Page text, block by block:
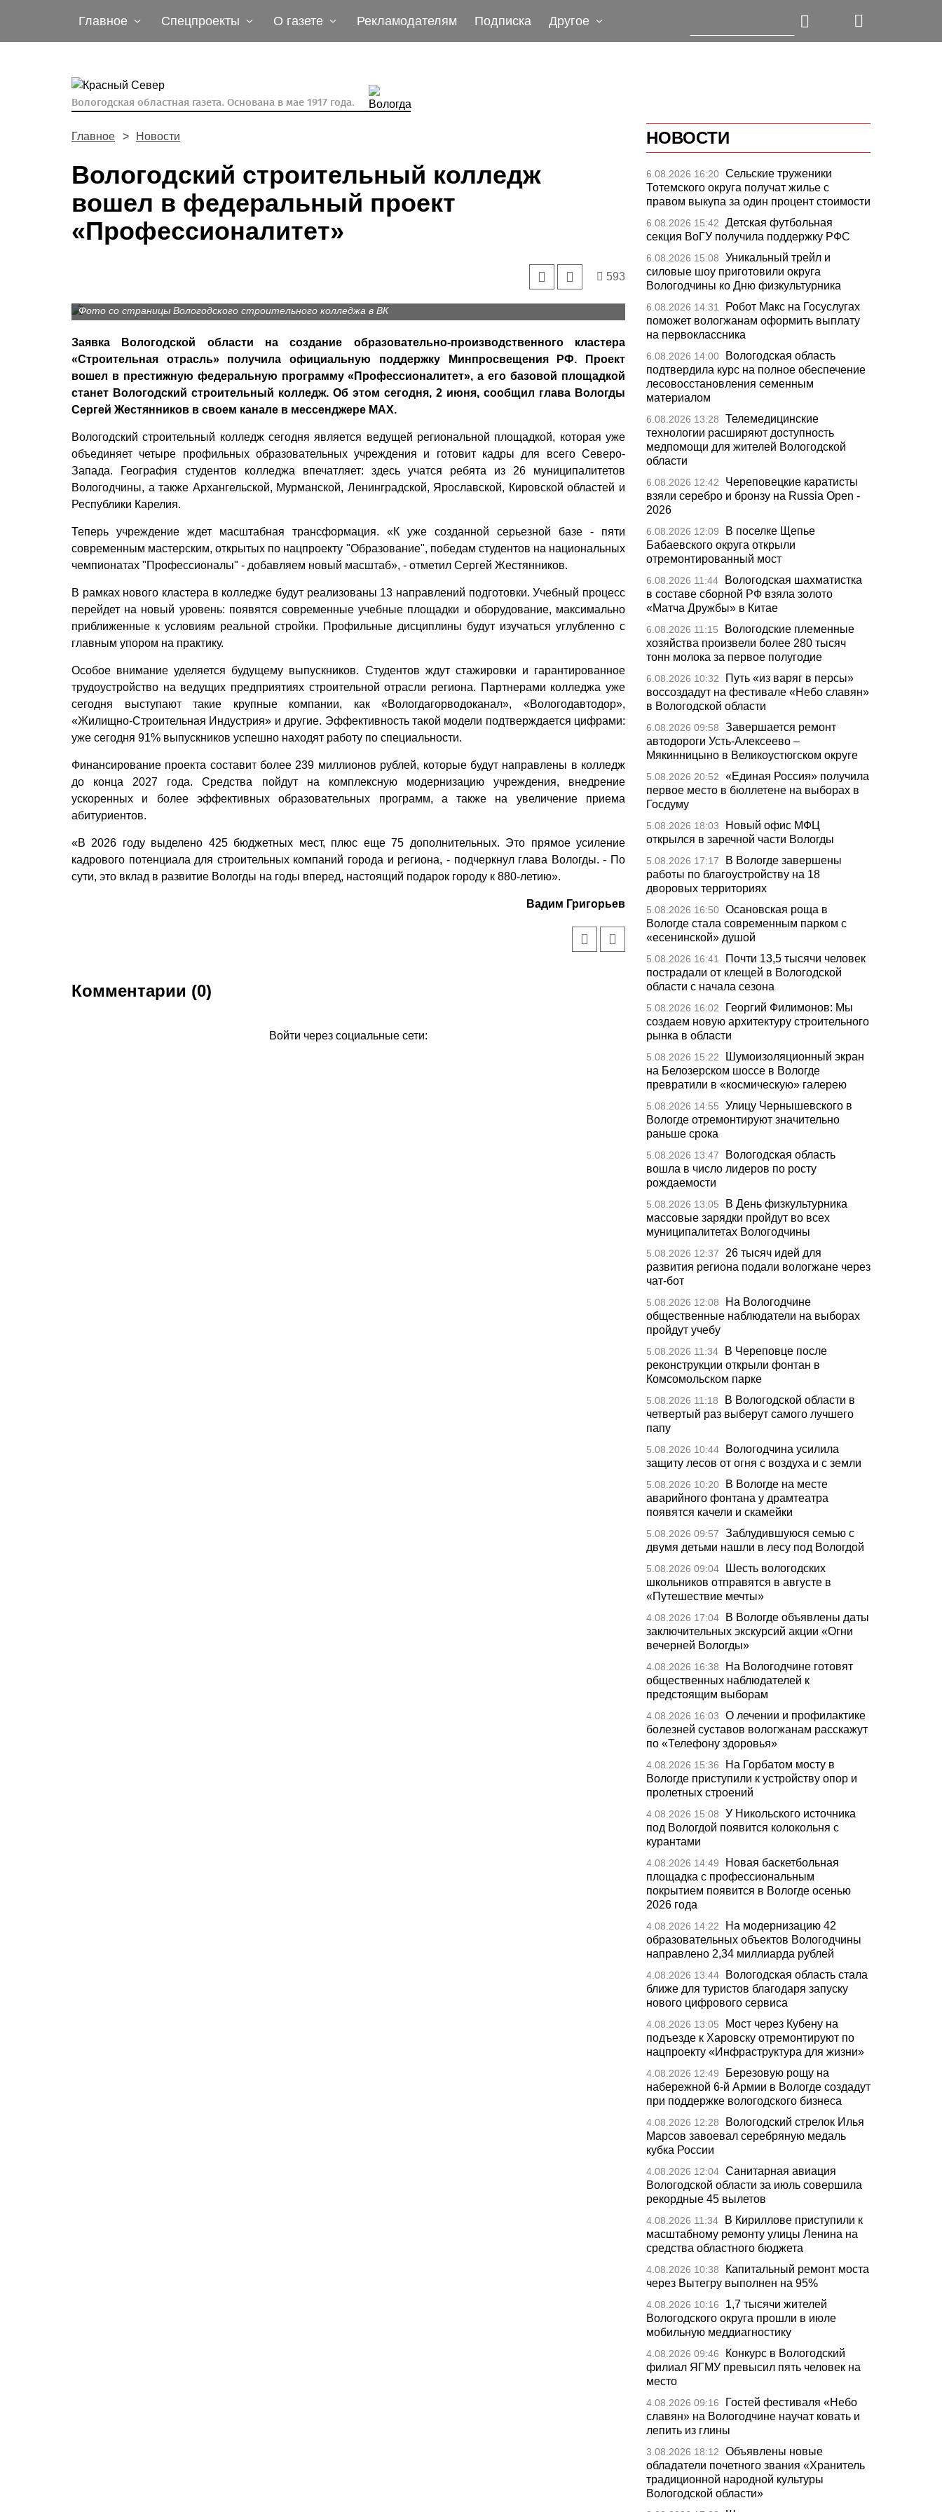
Главное Спецпроекты О газете Рекламодателям Подписка Другое
Вологодская областная газета. Основана в мае 1917 года.
Главное Новости
Вологодский строительный колледж
вошел в федеральный проект
«Профессионалитет»
593
Фото со страницы Вологодского строительного колледжа в ВК
Заявка Вологодской области на создание образовательно-производственного кластера
«Строительная отрасль» получила официальную поддержку Минпросвещения РФ. Проект
вошел в престижную федеральную программу «Профессионалитет», а его базовой площадкой
станет Вологодский строительный колледж. Об этом сегодня, 2 июня, сообщил глава Вологды
Сергей Жестянников в своем канале в мессенджере МАХ.
Вологодский строительный колледж сегодня является ведущей региональной площадкой, которая уже
объединяет четыре профильных образовательных учреждения и готовит кадры для всего Северо-
Запада. География студентов колледжа впечатляет: здесь учатся ребята из 26 муниципалитетов
Вологодчины, а также Архангельской, Мурманской, Ленинградской, Ярославской, Кировской областей и
Республики Карелия.
Теперь учреждение ждет масштабная трансформация. «К уже созданной серьезной базе - пяти
современным мастерским, открытых по нацпроекту "Образование", победам студентов на национальных
чемпионатах "Профессионалы" - добавляем новый масштаб», - отметил Сергей Жестянников.
В рамках нового кластера в колледже будут реализованы 13 направлений подготовки. Учебный процесс
перейдет на новый уровень: появятся современные учебные площадки и оборудование, максимально
приближенные к условиям реальной стройки. Профильные дисциплины будут изучаться углубленно с
главным упором на практику.
Особое внимание уделяется будущему выпускников. Студентов ждут стажировки и гарантированное
трудоустройство на ведущих предприятиях строительной отрасли региона. Партнерами колледжа уже
сегодня выступают такие крупные компании, как «Вологдагорводоканал», «Вологодавтодор»,
«Жилищно-Строительная Индустрия» и другие. Эффективность такой модели подтверждается цифрами:
уже сегодня 91% выпускников успешно находят работу по специальности.
Финансирование проекта составит более 239 миллионов рублей, которые будут направлены в колледж
до конца 2027 года. Средства пойдут на комплексную модернизацию учреждения, внедрение
ускоренных и более эффективных образовательных программ, а также на увеличение приема
абитуриентов.
«В 2026 году выделено 425 бюджетных мест, плюс еще 75 дополнительных. Это прямое усиление
кадрового потенциала для строительных компаний города и региона, - подчеркнул глава Вологды. - По
сути, это вклад в развитие Вологды на годы вперед, настоящий подарок городу к 880-летию».
Вадим Григорьев
Комментарии (0)
Войти через социальные сети:
НОВОСТИ
6.08.2026 16:20 Сельские труженики
Тотемского округа получат жилье с
правом выкупа за один процент стоимости
6.08.2026 15:42
Детская футбольная
секция ВоГУ получила поддержку РФС
6.08.2026 15:08
Уникальный трейл и
силовые шоу приготовили округа
Вологодчины ко Дню физкультурника
6.08.2026 14:31
Робот Макс на Госуслугах
поможет вологжанам оформить выплату
на первоклассника
6.08.2026 14:00
Вологодская область
подтвердила курс на полное обеспечение
лесовосстановления семенным
материалом
6.08.2026 13:28
Телемедицинские
технологии расширяют доступность
медпомощи для жителей Вологодской
области
6.08.2026 12:42
Череповецкие каратисты
взяли серебро и бронзу на Russia Open -
2026
6.08.2026 12:09
В поселке Щепье
Бабаевского округа открыли
отремонтированный мост
6.08.2026 11:44
Вологодская шахматистка
в составе сборной РФ взяла золото
«Матча Дружбы» в Китае
6.08.2026 11:15
Вологодские племенные
хозяйства произвели более 280 тысяч
тонн молока за первое полугодие
6.08.2026 10:32
Путь «из варяг в персы»
воссоздадут на фестивале «Небо славян»
в Вологодской области
6.08.2026 09:58
Завершается ремонт
автодороги Усть-Алексеево –
Мякинницыно в Великоустюгском округе
5.08.2026 20:52
«Единая Россия» получила
первое место в бюллетене на выборах в
Госдуму
5.08.2026 18:03
Новый офис МФЦ
открылся в заречной части Вологды
5.08.2026 17:17
В Вологде завершены
работы по благоустройству на 18
дворовых территориях
5.08.2026 16:50 Осановская роща в
Вологде стала современным парком с
«есенинской» душой
5.08.2026 16:41
Почти 13,5 тысячи человек
пострадали от клещей в Вологодской
области с начала сезона
5.08.2026 16:02
Георгий Филимонов: Мы
создаем новую архитектуру строительного
рынка в области
5.08.2026 15:22
Шумоизоляционный экран
на Белозерском шоссе в Вологде
превратили в «космическую» галерею
5.08.2026 14:55
Улицу Чернышевского в
Вологде отремонтируют значительно
раньше срока
5.08.2026 13:47
Вологодская область
вошла в число лидеров по росту
рождаемости
5.08.2026 13:05
В День физкультурника
массовые зарядки пройдут во всех
муниципалитетах Вологодчины
5.08.2026 12:37
26 тысяч идей для
развития региона подали вологжане через
чат-бот
5.08.2026 12:08
На Вологодчине
общественные наблюдатели на выборах
пройдут учебу
5.08.2026 11:34
В Череповце после
реконструкции открыли фонтан в
Комсомольском парке
5.08.2026 11:18
В Вологодской области в
четвертый раз выберут самого лучшего
папу
5.08.2026 10:44
Вологодчина усилила
защиту лесов от огня с воздуха и с земли
5.08.2026 10:20
В Вологде на месте
аварийного фонтана у драмтеатра
появятся качели и скамейки
5.08.2026 09:57
Заблудившуюся семью с
двумя детьми нашли в лесу под Вологдой
5.08.2026 09:04
Шесть вологодских
школьников отправятся в августе в
«Путешествие мечты»
4.08.2026 17:04
В Вологде объявлены даты
заключительных экскурсий акции «Огни
вечерней Вологды»
4.08.2026 16:38
На Вологодчине готовят
общественных наблюдателей к
предстоящим выборам
4.08.2026 16:03
О лечении и профилактике
болезней суставов вологжанам расскажут
по «Телефону здоровья»
4.08.2026 15:36
На Горбатом мосту в
Вологде приступили к устройству опор и
пролетных строений
4.08.2026 15:08
У Никольского источника
под Вологдой появится колокольня с
курантами
4.08.2026 14:49
Новая баскетбольная
площадка с профессиональным
покрытием появится в Вологде осенью
2026 года
4.08.2026 14:22
На модернизацию 42
образовательных объектов Вологодчины
направлено 2,34 миллиарда рублей
4.08.2026 13:44
Вологодская область стала
ближе для туристов благодаря запуску
нового цифрового сервиса
4.08.2026 13:05
Мост через Кубену на
подъезде к Харовску отремонтируют по
нацпроекту «Инфраструктура для жизни»
4.08.2026 12:49
Березовую рощу на
набережной 6-й Армии в Вологде создадут
при поддержке вологодского бизнеса
4.08.2026 12:28
Вологодский стрелок Илья
Марсов завоевал серебряную медаль
кубка России
4.08.2026 12:04 Санитарная авиация
Вологодской области за июль совершила
рекордные 45 вылетов
4.08.2026 11:34
В Кириллове приступили к
масштабному ремонту улицы Ленина на
средства областного бюджета
4.08.2026 10:38
Капитальный ремонт моста
через Вытегру выполнен на 95%
4.08.2026 10:16
1,7 тысячи жителей
Вологодского округа прошли в июле
мобильную меддиагностику
4.08.2026 09:46
Конкурс в Вологодский
филиал ЯГМУ превысил пять человек на
место
4.08.2026 09:16
Гостей фестиваля «Небо
славян» на Вологодчине научат ковать и
лепить из глины
3.08.2026 18:12
Объявлены новые
обладатели почетного звания «Хранитель
традиционной народной культуры
Вологодской области»